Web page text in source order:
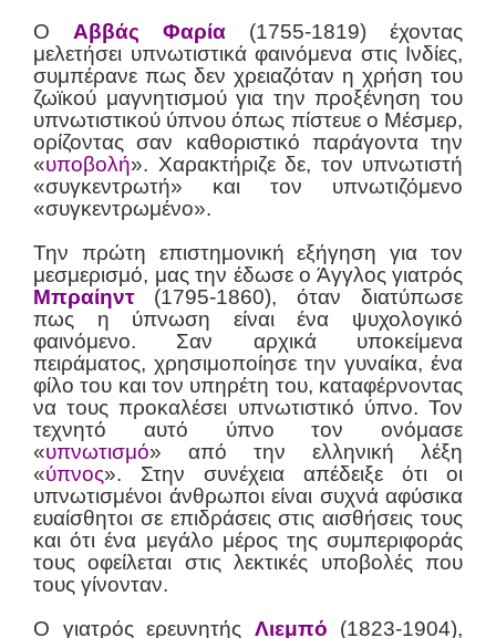
Ο Αββάς Φαρία (1755-1819) έχοντας
μελετήσει υπνωτιστικά φαινόμενα στις Ινδίες,
συμπέρανε πως δεν χρειαζόταν η χρήση του
ζωϊκού μαγνητισμού για την προξένηση του
υπνωτιστικού ύπνου όπως πίστευε ο Μέσμερ,
ορίζοντας σαν καθοριστικό παράγοντα την
«υποβολή». Χαρακτήριζε δε, τον υπνωτιστή
«συγκεντρωτή» και τον υπνωτιζόμενο
«συγκεντρωμένο».
Την πρώτη επιστημονική εξήγηση για τον
μεσμερισμό, μας την έδωσε ο Άγγλος γιατρός
Μπραίηντ
(1795-1860), όταν διατύπωσε
πως η ύπνωση είναι ένα ψυχολογικό
φαινόμενο. Σαν αρχικά υποκείμενα
πειράματος, χρησιμοποίησε την γυναίκα, ένα
φίλο του και τον υπηρέτη του, καταφέρνοντας
να τους προκαλέσει υπνωτιστικό ύπνο. Τον
τεχνητό αυτό ύπνο τον ονόμασε
«υπνωτισμό» από την ελληνική λέξη
«ύπνος». Στην συνέχεια απέδειξε ότι οι
υπνωτισμένοι άνθρωποι είναι συχνά αφύσικα
ευαίσθητοι σε επιδράσεις στις αισθήσεις τους
και ότι ένα μεγάλο μέρος της συμπεριφοράς
τους οφείλεται στις λεκτικές υποβολές που
τους γίνονταν.
Ο γιατρός ερευνητής Λιεμπό (1823-1904),